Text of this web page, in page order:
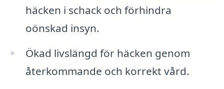
häcken i schack och förhindra
oönskad insyn.
Ökad livslängd för häcken genom
återkommande och korrekt vård.